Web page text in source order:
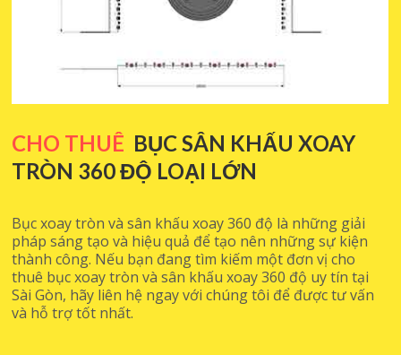
CHO THUÊ BỤC SÂN KHẤU XOAY
TRÒN 360 ĐỘ LOẠI LỚN
Bục xoay tròn và sân khấu xoay 360 độ là những giải
pháp sáng tạo và hiệu quả để tạo nên những sự kiện
thành công. Nếu bạn đang tìm kiếm một đơn vị cho
thuê bục xoay tròn và sân khấu xoay 360 độ uy tín tại
Sài Gòn, hãy liên hệ ngay với chúng tôi để được tư vấn
và hỗ trợ tốt nhất.